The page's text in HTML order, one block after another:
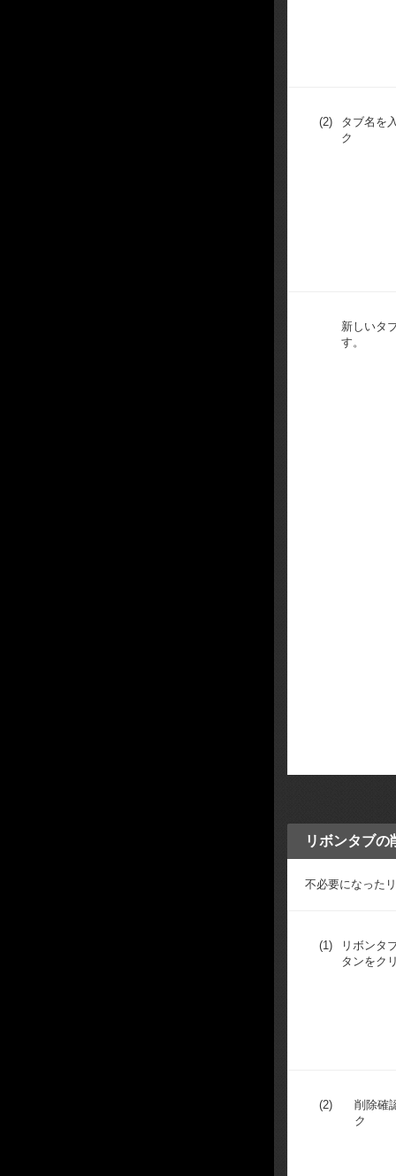
(2)
タブ名を
ク
新しいタ
す。
リボンタブの
不必要になった
(1)
リボンタ
タンをク
(2)
削除確
ク